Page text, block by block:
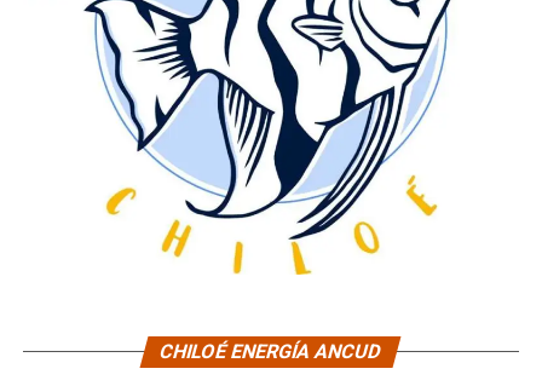
CHILOÉ ENERGÍA ANCUD